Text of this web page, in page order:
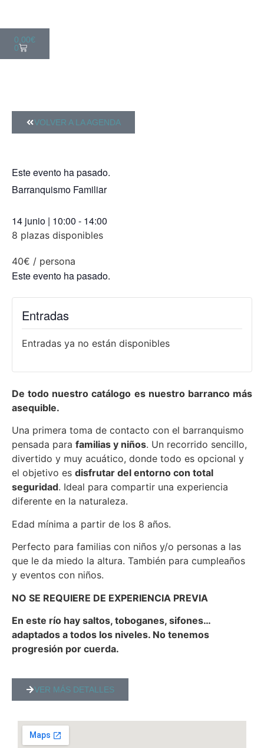
0,00€
0
VOLVER A LA AGENDA
Este evento ha pasado.
Barranquismo Familiar
14 junio | 10:00 - 14:00
8 plazas disponibles
40€ / persona
Este evento ha pasado.
Entradas
Entradas ya no están disponibles
De todo nuestro catálogo es nuestro barranco más
asequible.
Una primera toma de contacto con el barranquismo
pensada para familias y niños. Un recorrido sencillo,
divertido y muy acuático, donde todo es opcional y
el objetivo es disfrutar del entorno con total
seguridad. Ideal para compartir una experiencia
diferente en la naturaleza.
Edad mínima a partir de los 8 años.
Perfecto para familias con niños y/o personas a las
que le da miedo la altura. También para cumpleaños
y eventos con niños.
NO SE REQUIERE DE EXPERIENCIA PREVIA
En este río hay saltos, toboganes, sifones…
adaptados a todos los niveles. No tenemos
progresión por cuerda.
VER MÁS DETALLES